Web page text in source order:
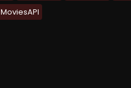
MoviesAPI